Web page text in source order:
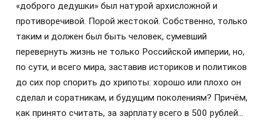
«доброго дедушки» был натурой архисложной и
противоречивой. Порой жестокой. Собственно, только
таким и должен был быть человек, сумевший
перевернуть жизнь не только Российской империи, но,
по сути, и всего мира, заставив историков и политиков
до сих пор спорить до хрипоты: хорошо или плохо он
сделал и соратникам, и будущим поколениям? Причём,
как принято считать, за зарплату всего в 500 рублей…